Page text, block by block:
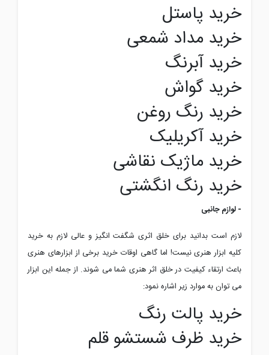
خرید پاستل
خرید مداد شمعی
خرید آبرنگ
خرید گواش
خرید رنگ روغن
خرید آکریلیک
خرید ماژیک نقاشی
خرید رنگ انگشتی
- لوازم جانبی
لازم است بدانید برای خلق اثری شگفت انگیز و عالی لازم به خرید
کلیه ابزار هنری نیست! اما گاهی اوقات خرید برخی از ابزارهای هنری
باعث ارتقاء کیفیت در خلق اثر هنری شما می شوند. از جمله این ابزار
می توان به موارد زیر اشاره نمود:
خرید پالت رنگ
خرید ظرف شستشو قلم